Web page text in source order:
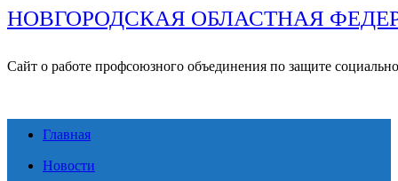
НОВГОРОДСКАЯ ОБЛАСТНАЯ
Сайт о работе профсоюзного объединения по защите
Главная
Новости